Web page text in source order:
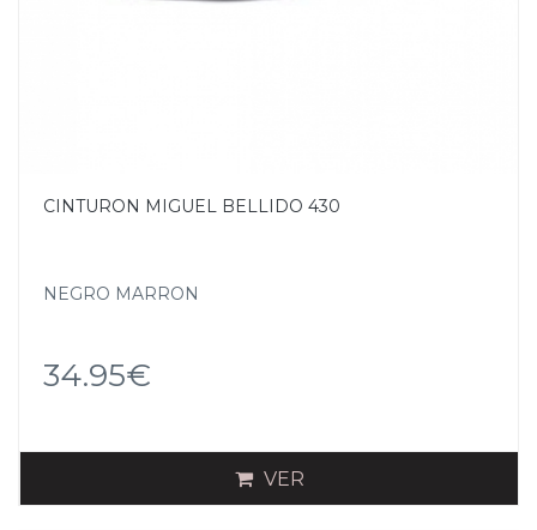
CINTURON MIGUEL BELLIDO 430
NEGRO MARRON
34.95€
VER